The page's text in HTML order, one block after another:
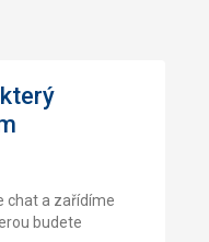
chat a zařídíme
budete